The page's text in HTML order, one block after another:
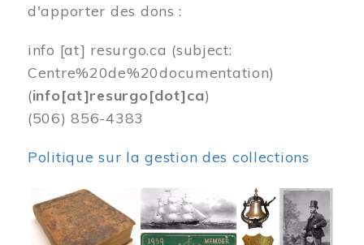
d'apporter des dons :
info [at] resurgo.ca (subject:
Centre%20de%20documentation)
(info[at]resurgo[dot]ca)
(506) 856-4383
Politique sur la gestion des collections